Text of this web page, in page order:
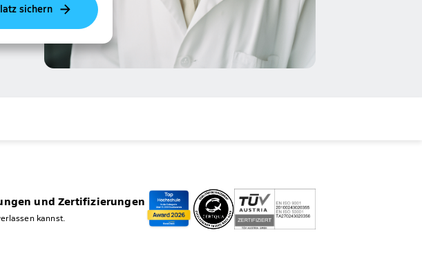
sichern
und Zertifizierungen
kannst.